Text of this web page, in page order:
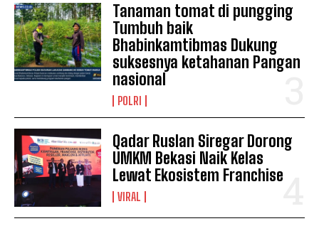
Tanaman tomat di pungging
Tumbuh baik
Bhabinkamtibmas Dukung
suksesnya ketahanan Pangan
nasional
POLRI
Qadar Ruslan Siregar Dorong
UMKM Bekasi Naik Kelas
Lewat Ekosistem Franchise
VIRAL